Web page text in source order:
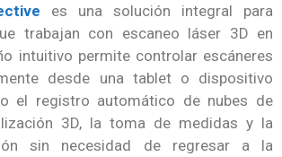
es una solución integral para
trabajan con escaneo láser 3D en
intuitivo permite controlar escáneres
desde una tablet o dispositivo
el registro automático de nubes de
3D, la toma de medidas y la
sin necesidad de regresar a la